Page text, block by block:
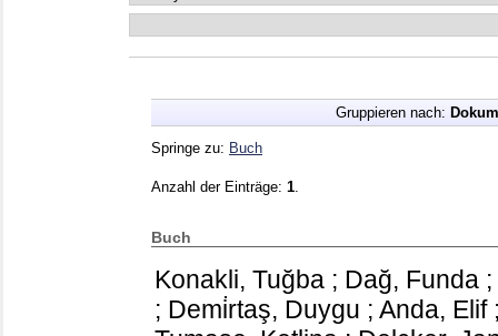
Gruppieren nach:
Springe zu: Buch
Anzahl der Einträge: 1
Buch
Konakli, Tuğba ; Dağ, Funda ;
; Demi̇rtaş, Duygu ; Anda, Elif